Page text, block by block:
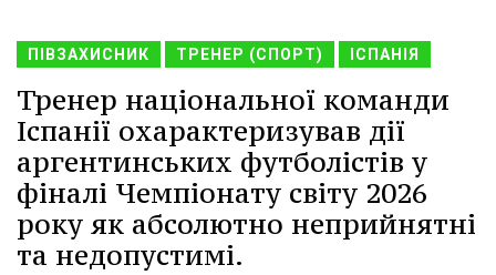
ПІВЗАХИСНИК ТРЕНЕР (СПОРТ) ІСПАНІЯ
Тренер національної команди
Іспанії охарактеризував дії
аргентинських футболістів у
фіналі Чемпіонату світу 2026
року як абсолютно неприйнятні
та недопустимі.